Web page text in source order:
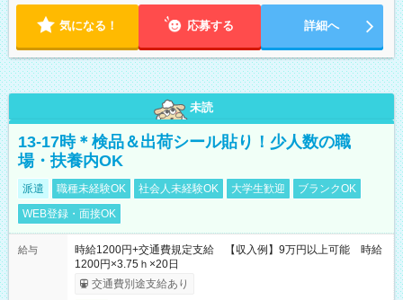
気になる！ 応募する 詳細へ
未読
13-17時＊検品＆出荷シール貼り！少人数の職
場・扶養内OK
派遣 職種未経験OK 社会人未経験OK 大学生歓迎
ブランクOK
WEB登録・面接OK
給与
時給1200円+交通費規定支給 【収入例】9万円以上可能 時給
1200円×3.75ｈ×20日
交通費別途支給あり